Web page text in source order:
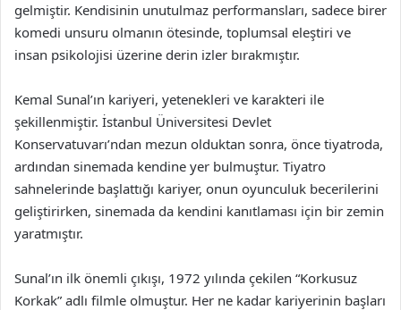
gelmiştir. Kendisinin unutulmaz performansları, sadece birer
komedi unsuru olmanın ötesinde, toplumsal eleştiri ve
insan psikolojisi üzerine derin izler bırakmıştır.
Kemal Sunal’ın kariyeri, yetenekleri ve karakteri ile
şekillenmiştir. İstanbul Üniversitesi Devlet
Konservatuvarı’ndan mezun olduktan sonra, önce tiyatroda,
ardından sinemada kendine yer bulmuştur. Tiyatro
sahnelerinde başlattığı kariyer, onun oyunculuk becerilerini
geliştirirken, sinemada da kendini kanıtlaması için bir zemin
yaratmıştır.
Sunal’ın ilk önemli çıkışı, 1972 yılında çekilen “Korkusuz
Korkak” adlı filmle olmuştur. Her ne kadar kariyerinin başları